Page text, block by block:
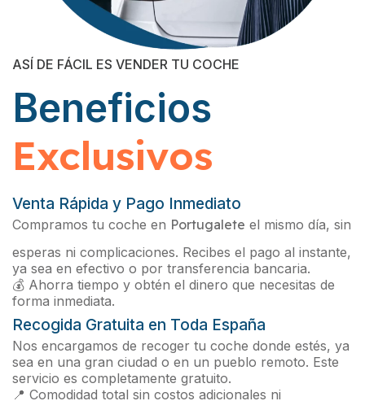
ASÍ DE FÁCIL ES VENDER TU COCHE
Beneficios
Exclusivos
Venta Rápida y Pago Inmediato
Compramos tu coche en Portugalete el mismo día, sin
esperas ni complicaciones. Recibes el pago al instante,
ya sea en efectivo o por transferencia bancaria.
💰 Ahorra tiempo y obtén el dinero que necesitas de
forma inmediata.
Recogida Gratuita en Toda España
Nos encargamos de recoger tu coche donde estés, ya
sea en una gran ciudad o en un pueblo remoto. Este
servicio es completamente gratuito.
📍 Comodidad total sin costos adicionales ni